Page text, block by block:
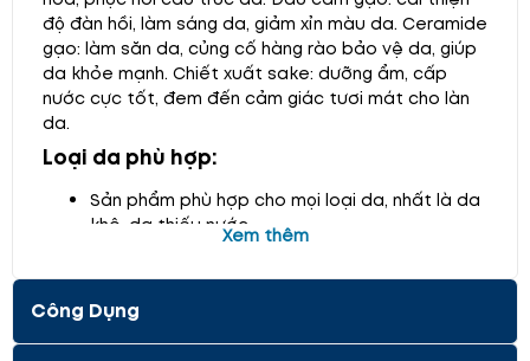
độ đàn hồi, làm sáng da, giảm xỉn màu da. Ceramide
gạo: làm săn da, củng cố hàng rào bảo vệ da, giúp
da khỏe mạnh. Chiết xuất sake: dưỡng ẩm, cấp
nước cực tốt, đem đến cảm giác tươi mát cho làn
da.
Loại da phù hợp:
Sản phẩm phù hợp cho mọi loại da, nhất là da
khô, da thiếu nướcXem thêm
Công Dụng